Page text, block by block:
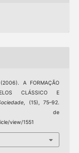
A FORMAÇÃO
CLÁSSICO E
, (15), 75–92.
de
view/1551